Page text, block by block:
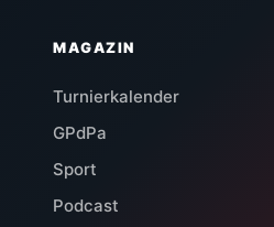
MAGAZIN
Turnierkalender
GPdPa
Sport
Podcast